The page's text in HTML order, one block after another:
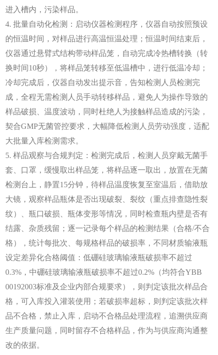
进入槽内，污染样品。
4. 批量自动化检测：启动仪器检测程序，仪器自动按照预设
的恒温时间，对样品进行高温恒温处理；恒温时间结束后，
仪器通过悬臂式结构带动样品笼，自动完成冷热槽转换（转
换时间10秒），将样品笼转移至低温槽中，进行低温冷却；
冷却完成后，仪器自动发出提示音，告知检测人员检测完
成，全程无需检测人员手动转移样品，避免人为操作导致的
样品破损、温度波动，同时杜绝人为接触样品造成的污染，
契合GMP无菌管控要求，大幅降低检测人员劳动强度，适配
大批量入库检测需求。
5. 样品观察与合规判定：检测完成后，检测人员穿戴无菌手
套、口罩，缓慢取出样品笼，将样品逐一取出，放置在无菌
检测台上，静置15分钟，待样品温度恢复至室温后，借助放
大镜，观察样品瓶体是否出现破裂、裂纹（重点排查隐性裂
纹）、瓶口破损、瓶体变形等情况，同时检查瓶内壁是否有
结露、杂质残留；逐一记录每个样品的检测结果（合格/不合
格），统计每批次、每规格样品的破损率，不同材质输液瓶
设定差异化合格阈值：低硼硅玻璃输液瓶破损率不超过
0.3%，中硼硅玻璃输液瓶破损率不超过0.2%（均符合YBB
00192003标准及企业内部合规要求），则判定该批次样品合
格，可入库投入灌装使用；若破损率超标，则判定该批次样
品不合格，禁止入库，启动不合格品处理流程，追溯供应商
生产质量问题，同时留存不合格样品，作为与供应商沟通整
改的依据。